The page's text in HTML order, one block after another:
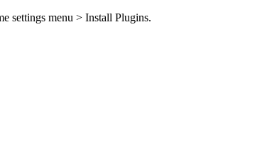
settings menu > Install Plugins.